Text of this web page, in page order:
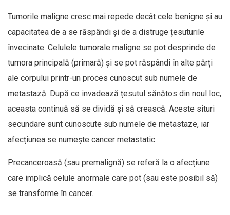
Tumorile maligne cresc mai repede decât cele benigne și au
capacitatea de a se răspândi și de a distruge țesuturile
învecinate. Celulele tumorale maligne se pot desprinde de
tumora principală (primară) și se pot răspândi în alte părți
ale corpului printr-un proces cunoscut sub numele de
metastază. După ce invadează țesutul sănătos din noul loc,
aceasta continuă să se dividă și să crească. Aceste situri
secundare sunt cunoscute sub numele de metastaze, iar
afecțiunea se numește cancer metastatic.
Precanceroasă (sau premalignă) se referă la o afecțiune
care implică celule anormale care pot (sau este posibil să)
se transforme în cancer.